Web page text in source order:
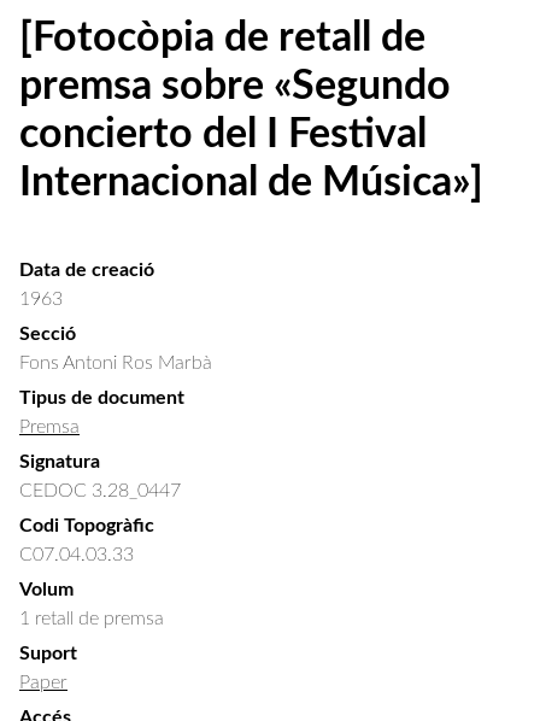
[Fotocòpia de retall de
premsa sobre «Segundo
concierto del I Festival
Internacional de Música»]
Data de creació
1963
Secció
Fons Antoni Ros Marbà
Tipus de document
Premsa
Signatura
CEDOC 3.28_0447
Codi Topogràfic
C07.04.03.33
Volum
1 retall de premsa
Suport
Paper